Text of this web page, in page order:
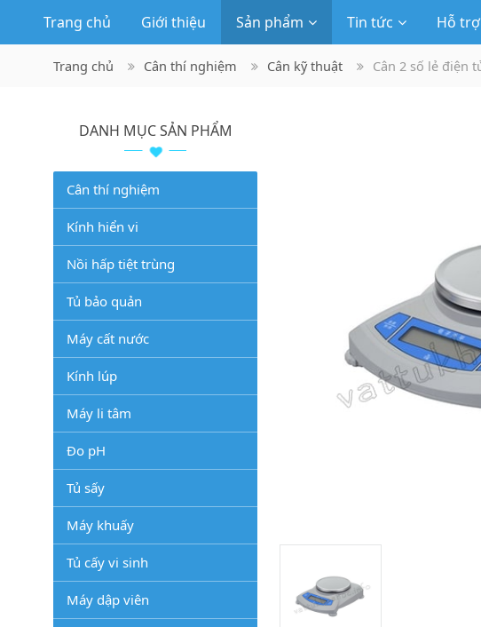
Trang chủ Giới thiệu Sản phẩm Tin tức Hỗ
Trang chủ Cân thí nghiệm Cân kỹ thuật Cân 2 số lẻ điện
DANH MỤC SẢN PHẨM
Cân thí nghiệm
Kính hiển vi
Nồi hấp tiệt trùng
Tủ bảo quản
Máy cất nước
Kính lúp
Máy li tâm
Đo pH
Tủ sấy
Máy khuấy
Tủ cấy vi sinh
Máy dập viên